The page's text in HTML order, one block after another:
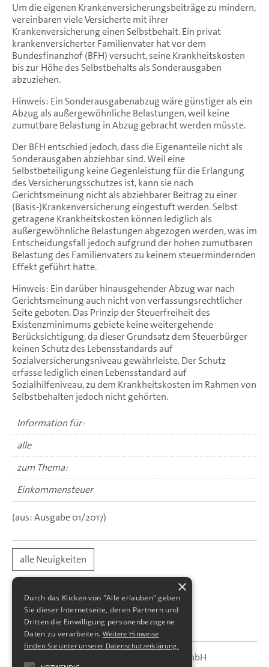
Um die eigenen Krankenversicherungsbeiträge zu mindern,
vereinbaren viele Versicherte mit ihrer
Krankenversicherung einen Selbstbehalt. Ein privat
krankenversicherter Familienvater hat vor dem
Bundesfinanzhof (BFH) versucht, seine Krankheitskosten
bis zur Höhe des Selbstbehalts als Sonderausgaben
abzuziehen.
Hinweis: Ein Sonderausgabenabzug wäre günstiger als ein
Abzug als außergewöhnliche Belastungen, weil keine
zumutbare Belastung in Abzug gebracht werden müsste.
Der BFH entschied jedoch, dass die Eigenanteile nicht als
Sonderausgaben abziehbar sind. Weil eine
Selbstbeteiligung keine Gegenleistung für die Erlangung
des Versicherungsschutzes ist, kann sie nach
Gerichtsmeinung nicht als abziehbarer Beitrag zu einer
(Basis-)Krankenversicherung eingestuft werden. Selbst
getragene Krankheitskosten können lediglich als
außergewöhnliche Belastungen abgezogen werden, was im
Entscheidungsfall jedoch aufgrund der hohen zumutbaren
Belastung des Familienvaters zu keinem steuermindernden
Effekt geführt hatte.
Hinweis: Ein darüber hinausgehender Abzug war nach
Gerichtsmeinung auch nicht von verfassungsrechtlicher
Seite geboten. Das Prinzip der Steuerfreiheit des
Existenzminimums gebiete keine weitergehende
Berücksichtigung, da dieser Grundsatz dem Steuerbürger
keinen Schutz des Lebensstandards auf
Sozialversicherungsniveau gewährleiste. Der Schutz
erfasse lediglich einen Lebensstandard auf
Sozialhilfeniveau, zu dem Krankheitskosten im Rahmen von
Selbstbehalten jedoch nicht gehörten.
Information für:
alle
zum Thema:
Einkommensteuer
(aus: Ausgabe 01/2017)
alle Neuigkeiten
SBS
SBS Richter, Trenner & Kollegen GmbH
×
Durch das Klicken von "Alle erlauben" geben
Sie dieser Internetseite, deren Partnern und
Dritten die Einwilligung personenbezogene
Daten zu verarbeiten. Weitere Hinweise
finden Sie unter unserer Datenschutzerklärung.